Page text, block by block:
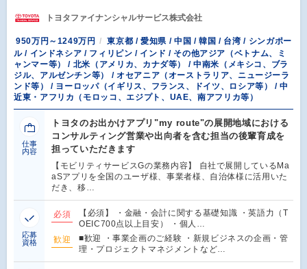
トヨタファイナンシャルサービス株式会社
950万円～1249万円
東京都 / 愛知県 / 中国 / 韓国 / 台湾 / シンガポー
ル / インドネシア / フィリピン / インド / その他アジア（ベトナム、ミ
ャンマー等） / 北米（アメリカ、カナダ等） / 中南米（メキシコ、ブラ
ジル、アルゼンチン等） / オセアニア（オーストラリア、ニュージーラ
ンド等） / ヨーロッパ（イギリス、フランス、ドイツ、ロシア等） / 中
近東・アフリカ（モロッコ、エジプト、UAE、南アフリカ等）
仕事
内容
トヨタのお出かけアプリ"my route"の展開地域における
コンサルティング営業や出向者を含む担当の後輩育成を
担っていただきます
【モビリティサービスGの業務内容】 自社で展開しているMa
aSアプリを全国のユーザ様、事業者様、自治体様に活用いた
だき、移…
応募
資格
必須
【必須】 ・金融・会計に関する基礎知識 ・英語力（T
OEIC700点以上目安） ・個人…
歓迎
■歓迎 ・事業企画のご経験 ・新規ビジネスの企画・管
理・プロジェクトマネジメントなど…